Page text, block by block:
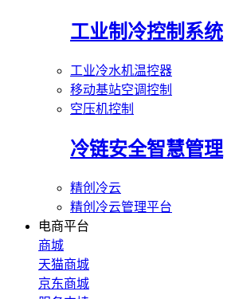
工业制冷控制系统
工业冷水机温控器
移动基站空调控制
空压机控制
冷链安全智慧管理
精创冷云
精创冷云管理平台
电商平台
商城
天猫商城
京东商城